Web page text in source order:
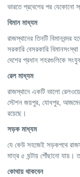
ভারতে প্রবেশের পর যেকোনো
বিমান মাধ্যম
রাজস্থানের তিনটি
সরকারি বেসরকারি
দেশের প্রধান শহরগুলিকে
রেলমাধ্যম
রাজস্থানে একটি ভালো
স্টেশন জয়পুর, যোধপুর,
রয়েছে।
সড়কমাধ্যম
যে কেউ সহজেই সড়কপথে
মাত্র ৫ ঘন্টায় পৌঁছানো
কোথায় থাকবেন